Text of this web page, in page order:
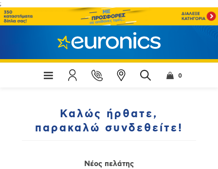
;
0
Καλώς ήρθατε,
παρακαλώ συνδεθείτε!
Νέος πελάτης